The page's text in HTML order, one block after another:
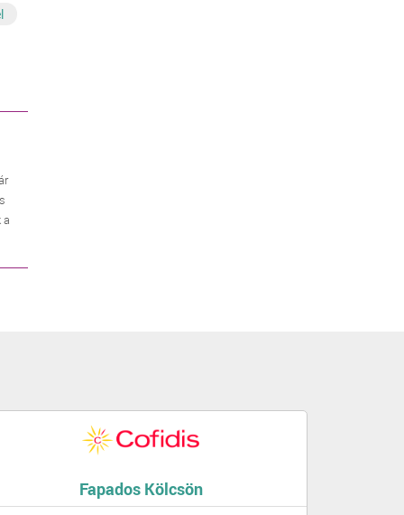
a
Fapados Kölcsön